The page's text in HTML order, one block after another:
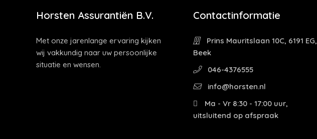
Horsten Assurantiën B.V.
Met onze jarenlange ervaring kijken
wij vakkundig naar uw persoonlijke
situatie en wensen.
Contactinformatie
Prins Mauritslaan 10C, 6191 EG,
Beek
046-4376555
info@horsten.nl
Ma - Vr 8:30 - 17:00 uur,
uitsluitend op afspraak